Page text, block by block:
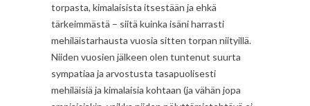
torpasta, kimalaisista itsestään ja ehkä
tärkeimmästä – siitä kuinka isäni harrasti
mehiläistarhausta vuosia sitten torpan niityillä.
Niiden vuosien jälkeen olen tuntenut suurta
sympatiaa ja arvostusta tasapuolisesti
mehiläisiä ja kimalaisia kohtaan (ja vähän jopa